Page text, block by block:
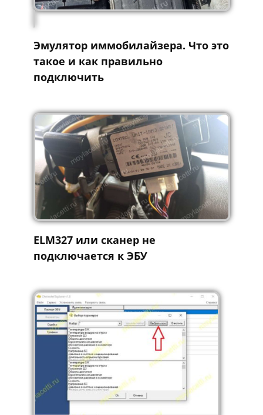
Эмулятор иммобилайзера. Что это
такое и как правильно
подключить
ELM327 или сканер не
подключается к ЭБУ